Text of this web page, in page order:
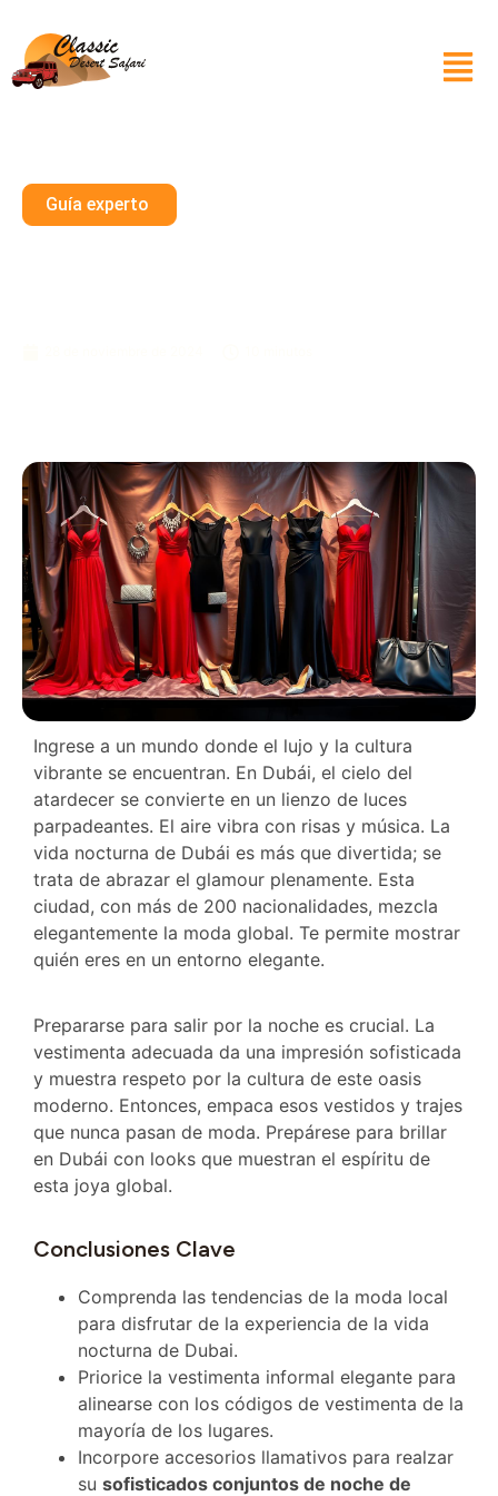
Guía experto
Ingrese a un mundo donde el lujo y la cultura
vibrante se encuentran. En Dubái, el cielo del
atardecer se convierte en un lienzo de luces
parpadeantes. El aire vibra con risas y música. La
vida nocturna de Dubái es más que divertida; se
trata de abrazar el glamour plenamente. Esta
ciudad, con más de 200 nacionalidades, mezcla
elegantemente la moda global. Te permite mostrar
quién eres en un entorno elegante.
Prepararse para salir por la noche es crucial. La
vestimenta adecuada da una impresión sofisticada
y muestra respeto por la cultura de este oasis
moderno. Entonces, empaca esos vestidos y trajes
que nunca pasan de moda. Prepárese para brillar
en Dubái con looks que muestran el espíritu de
esta joya global.
Conclusiones Clave
Comprenda las tendencias de la moda local
para disfrutar de la experiencia de la vida
nocturna de Dubai.
Priorice la vestimenta informal elegante para
alinearse con los códigos de vestimenta de la
mayoría de los lugares.
Incorpore accesorios llamativos para realzar
su sofisticados conjuntos de noche de